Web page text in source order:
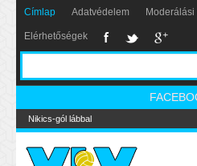
Címlap Adatvédelem
Elérhetőségek
Nikics-gól lábbal